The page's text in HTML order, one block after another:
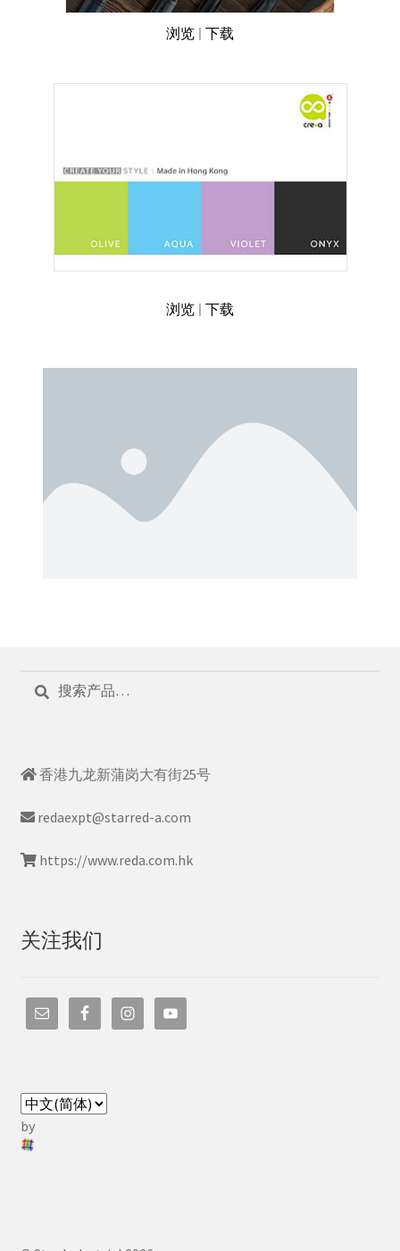
浏览 下载
浏览 | 下载
香港九龙新蒲岗大有街25号
redaexpt@starred-a.com
https://www.reda.com.hk
关注我们
by